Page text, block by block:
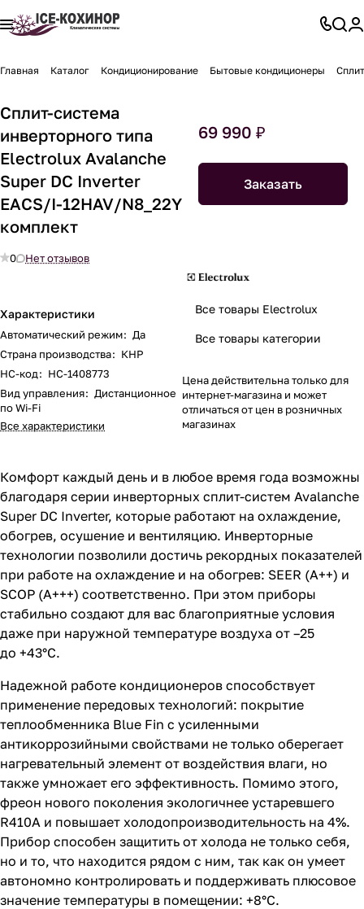
Главная Каталог Кондиционирование Бытовые кондиционеры
Сплит-система
инверторного типа
Electrolux Avalanche
Super DC Inverter
EACS/I-12HAV/N8_22Y
комплект
0 Нет отзывов
Характеристики
Автоматический режим: Да
Страна производства: КНР
НС-код: НС-1408773
Вид управления: Дистанционное
по Wi-Fi
Все характеристики
69 990 ₽
Заказать
Все товары Electrolux
Все товары категории
Цена действительна только для
интернет-магазина и может
отличаться от цен в розничных
магазинах
Комфорт каждый день и в любое время года возможны
благодаря серии инверторных сплит-систем Avalanche
Super DC Inverter, которые работают на охлаждение,
обогрев, осушение и вентиляцию. Инверторные
технологии позволили достичь рекордных показателей
при работе на охлаждение и на обогрев: SEER (A++) и
SCOP (A+++) соответственно. При этом приборы
стабильно создают для вас благоприятные условия
даже при наружной температуре воздуха от –25
до +43°С.
Надежной работе кондиционеров способствует
применение передовых технологий: покрытие
теплообменника Blue Fin с усиленными
антикоррозийными свойствами не только оберегает
нагревательный элемент от воздействия влаги, но
также умножает его эффективность. Помимо этого,
фреон нового поколения экологичнее устаревшего
R410A и повышает холодопроизводительность на 4%.
Прибор способен защитить от холода не только себя,
но и то, что находится рядом с ним, так как он умеет
автономно контролировать и поддерживать плюсовое
значение температуры в помещении: +8°С.